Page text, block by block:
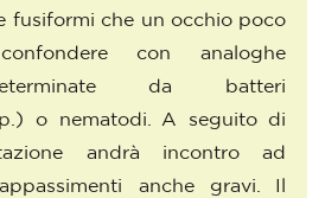
fusiformi che un occhio poco
con analoghe
da batteri
o nematodi. A seguito di
andrà incontro ad
anche gravi. Il